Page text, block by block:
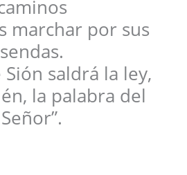
marchar por sus
sendas.
saldrá la ley,
la palabra del
Señor”.